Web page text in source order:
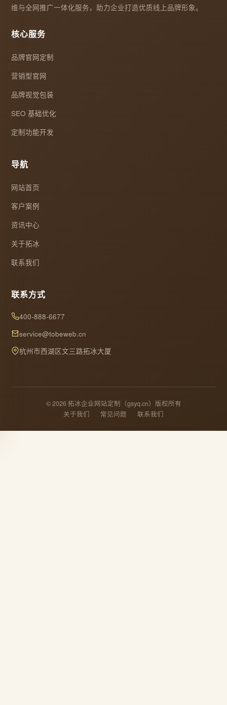
维与全网推广一体化服务，助力企业打造优质线上品牌形象。
核心服务
品牌官网定制
营销型官网
品牌视觉包装
SEO 基础优化
定制功能开发
导航
网站首页
客户案例
资讯中心
关于拓冰
联系我们
联系方式
400-888-6677
service@tobeweb.cn
杭州市西湖区文三路拓冰大厦
© 2026 拓冰企业网站定制（gsyq.cn）版权所有
关于我们
常见问题 联系我们